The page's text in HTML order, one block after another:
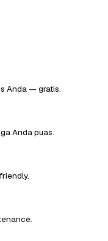
Anda — gratis.
Anda puas.